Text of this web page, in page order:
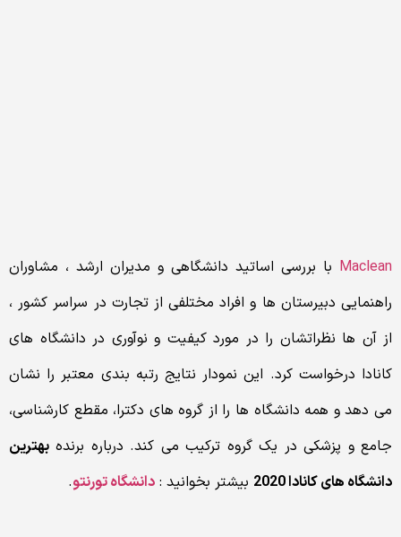
Maclean با بررسی اساتید دانشگاهی و مدیران ارشد ، مشاوران
راهنمایی دبیرستان ها و افراد مختلفی از تجارت در سراسر کشور ،
از آن ها نظراتشان را در مورد کیفیت و نوآوری در دانشگاه های
کانادا درخواست کرد. این نمودار نتایج رتبه بندی معتبر را نشان
می دهد و همه دانشگاه ها را از گروه های دکترا، مقطع کارشناسی،
جامع و پزشکی در یک گروه ترکیب می کند. درباره برنده بهترین
دانشگاه های کانادا 2020
بیشتر بخوانید : دانشگاه تورنتو.